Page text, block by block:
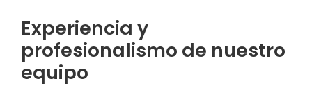
Experiencia y
profesionalismo de nuestro
equipo